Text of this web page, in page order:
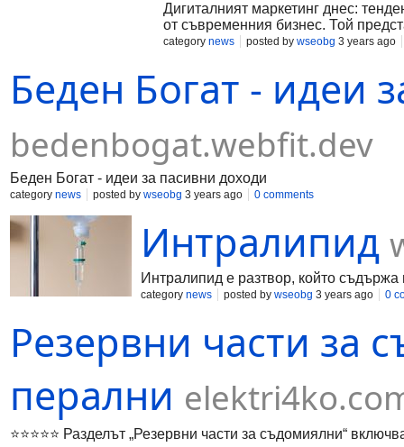
Дигиталният маркетинг днес:
от съвременния бизнес. Той
комуникация с потенциални и
продължават да се развиват. Ето
интелект и машинното обучение
персонализиране на
социалните медии Социалните
category news posted by wseobg 3 years ago
Беден Богат - идеи
bedenbogat.webfit.dev
Беден Богат - идеи за пасивни доходи
category news posted by wseobg 3 years ago 0 comments
Интралипид
Интралипид е разтвор, който
category news posted by wseobg 3 years ago 0
Резервни части
перални
⭐️⭐️⭐️⭐️⭐️ Разделът „Резервни части за съдомиялни“